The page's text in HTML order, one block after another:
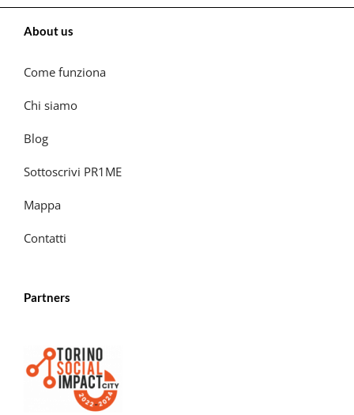
About us
Come funziona
Chi siamo
Blog
Sottoscrivi PR1ME
Mappa
Contatti
Partners